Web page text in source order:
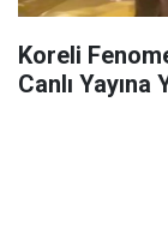
Koreli
Canlı Yayına